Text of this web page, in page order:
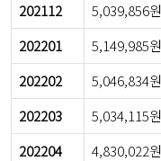
202112
5,039,856원
202201
5,149,985원
202202
5,046,834원
202203
5,034,115원
202204
4,830,022원